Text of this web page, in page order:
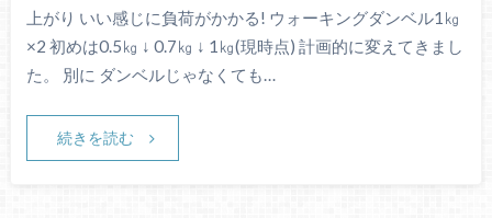
上がり いい感じに負荷がかかる! ウォーキングダンベル1㎏
×2 初めは0.5㎏ ↓ 0.7㎏ ↓ 1㎏(現時点) 計画的に変えてきまし
た。 別に ダンベルじゃなくても…
続きを読む